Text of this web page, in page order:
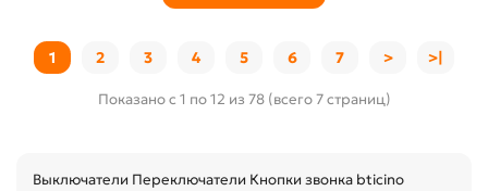
1 2 3 4 5 6 7 > >|
Показано с 1 по 12 из 78 (всего 7 страниц)
Выключатели Переключатели Кнопки звонка bticino